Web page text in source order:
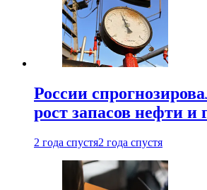
России
рост запасов нефти и
2 года спустя2 года спустя